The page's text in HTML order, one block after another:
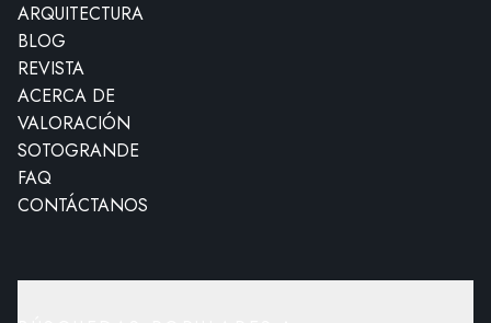
ARQUITECTURA
BLOG
REVISTA
ACERCA DE
VALORACIÓN
SOTOGRANDE
FAQ
CONTÁCTANOS